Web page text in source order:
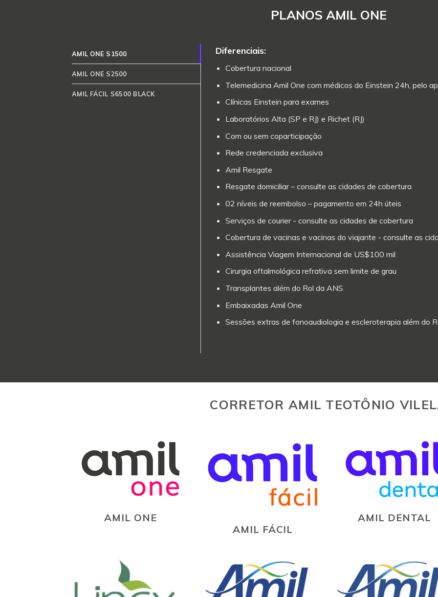
PLANOS AMIL ONE
AMIL ONE S1500
AMIL ONE S2500
AMIL FÁCIL S6500 BLACK
Diferenciais:
Cobertura nacional
Telemedicina Amil One com médicos do Einstein 24h, pelo
Clínicas Einstein para exames
Laboratórios Alta (SP e RJ) e Richet (RJ)
Com ou sem coparticipação
Rede credenciada exclusiva
Amil Resgate
Resgate domiciliar – consulte as cidades de cobertura
02 níveis de reembolso – pagamento em 24h úteis
Serviços de courier - consulte as cidades de cobertura
Cobertura de vacinas e vacinas do viajante - consulte as
Assistência Viagem Internacional de US$100 mil
Cirurgia oftalmológica refrativa sem limite de grau
Transplantes além do Rol da ANS
Embaixadas Amil One
Sessões extras de fonoaudiologia e escleroterapia além do
CORRETOR AMIL TEOTÔNIO
AMIL ONE
AMIL FÁCIL
AMIL DENTAL